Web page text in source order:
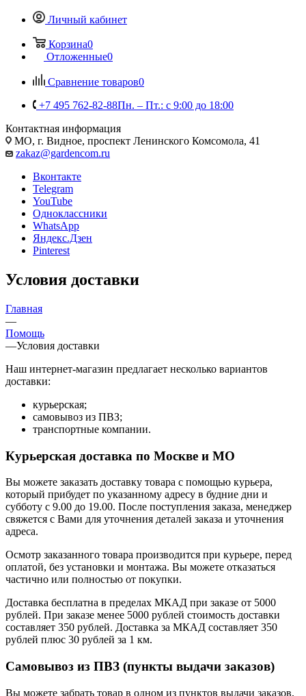
Личный кабинет
Корзина0
Отложенные0
Сравнение товаров0
+7 495 762-82-88Пн. – Пт.: с 9:00 до 18:00
Контактная информация
МО, г. Видное, проспект Ленинского Комсомола, 41
zakaz@gardencom.ru
Вконтакте
Telegram
YouTube
Одноклассники
WhatsApp
Яндекс.Дзен
Pinterest
Условия доставки
Главная
—
Помощь
—Условия доставки
Наш интернет-магазин предлагает несколько вариантов
доставки:
курьерская;
самовывоз из ПВЗ;
транспортные компании.
Курьерская доставка по Москве и МО
Вы можете заказать доставку товара с помощью курьера,
который прибудет по указанному адресу в будние дни и
субботу с 9.00 до 19.00. После поступления заказа, менеджер
свяжется с Вами для уточнения деталей заказа и уточнения
адреса.
Осмотр заказанного товара производится при курьере, перед
оплатой, без установки и монтажа. Вы можете отказаться
частично или полностью от покупки.
Доставка бесплатна в пределах МКАД при заказе от 5000
рублей. При заказе менее 5000 рублей стоимость доставки
составляет 350 рублей. Доставка за МКАД составляет 350
рублей плюс 30 рублей за 1 км.
Самовывоз из ПВЗ (пункты выдачи заказов)
Вы можете забрать товар в одном из пунктов выдачи заказов,